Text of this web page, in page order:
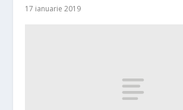
17 ianuarie 2019